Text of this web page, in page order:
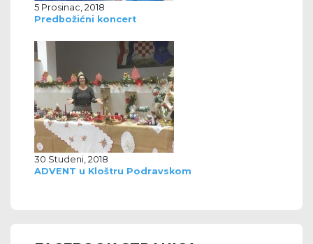
5 Prosinac, 2018
Predbožićni koncert
30 Studeni, 2018
ADVENT u Kloštru Podravskom